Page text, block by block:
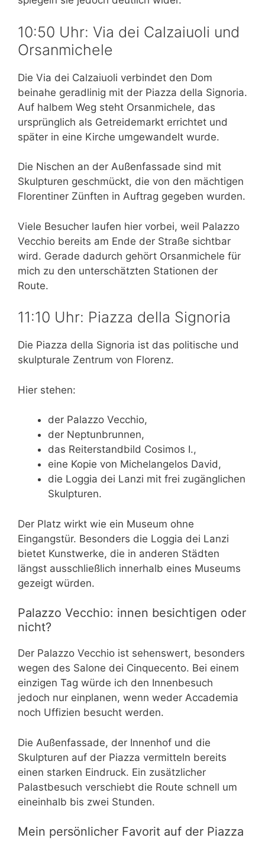
10:50 Uhr: Via dei Calzaiuoli und
Orsanmichele
Die Via dei Calzaiuoli verbindet den Dom
beinahe geradlinig mit der Piazza della Signoria.
Auf halbem Weg steht Orsanmichele, das
ursprünglich als Getreidemarkt errichtet und
später in eine Kirche umgewandelt wurde.
Die Nischen an der Außenfassade sind mit
Skulpturen geschmückt, die von den mächtigen
Florentiner Zünften in Auftrag gegeben wurden.
Viele Besucher laufen hier vorbei, weil Palazzo
Vecchio bereits am Ende der Straße sichtbar
wird. Gerade dadurch gehört Orsanmichele für
mich zu den unterschätzten Stationen der
Route.
11:10 Uhr: Piazza della Signoria
Die Piazza della Signoria ist das politische und
skulpturale Zentrum von Florenz.
Hier stehen:
der Palazzo Vecchio,
der Neptunbrunnen,
das Reiterstandbild Cosimos I.,
eine Kopie von Michelangelos David,
die Loggia dei Lanzi mit frei zugänglichen
Skulpturen.
Der Platz wirkt wie ein Museum ohne
Eingangstür. Besonders die Loggia dei Lanzi
bietet Kunstwerke, die in anderen Städten
längst ausschließlich innerhalb eines Museums
gezeigt würden.
Palazzo Vecchio: innen besichtigen oder
nicht?
Der Palazzo Vecchio ist sehenswert, besonders
wegen des Salone dei Cinquecento. Bei einem
einzigen Tag würde ich den Innenbesuch
jedoch nur einplanen, wenn weder Accademia
noch Uffizien besucht werden.
Die Außenfassade, der Innenhof und die
Skulpturen auf der Piazza vermitteln bereits
einen starken Eindruck. Ein zusätzlicher
Palastbesuch verschiebt die Route schnell um
eineinhalb bis zwei Stunden.
Mein persönlicher Favorit auf der Piazza